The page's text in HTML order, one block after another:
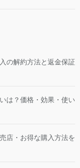
の解約方法と返金保証
は？価格・効果・使い
店・お得な購入方法を